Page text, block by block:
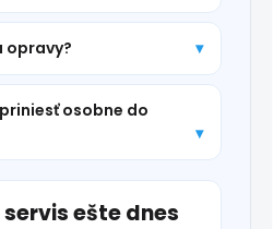
opravy?
osobne do
ešte dnes